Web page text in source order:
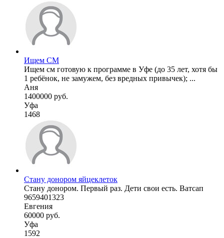
Ищем СМ
Ищем см готовую к программе в Уфе (до 35 лет, хотя бы
1 ребёнок, не замужем, без вредных привычек); ...
Аня
1400000 руб.
Уфа
1468
Стану донором яйцеклеток
Стану донором. Первый раз. Дети свои есть. Ватсап
9659401323
Евгения
60000 руб.
Уфа
1592